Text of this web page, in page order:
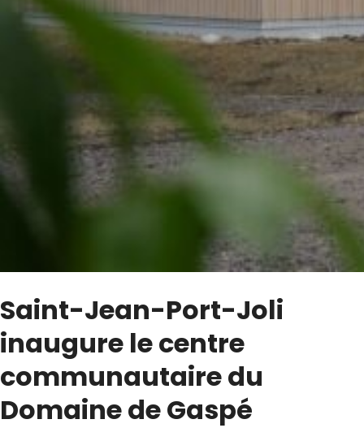
Saint-Jean-Port-Joli
inaugure le centre
communautaire du
Domaine de Gaspé